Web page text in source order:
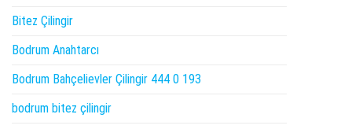
Bitez Çilingir
Bodrum Anahtarcı
Bodrum Bahçelievler Çilingir 444 0 193
bodrum bitez çilingir